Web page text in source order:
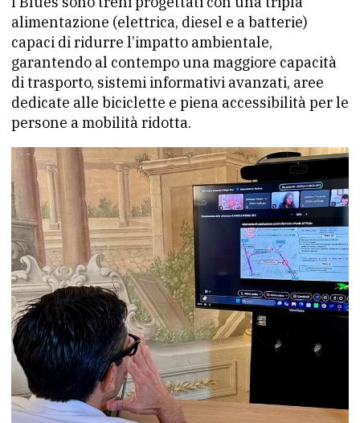
alimentazione (elettrica, diesel e a batterie)
capaci di ridurre l’impatto ambientale,
garantendo al contempo una maggiore capacità
di trasporto, sistemi informativi avanzati, aree
dedicate alle biciclette e piena accessibilità per le
persone a mobilità ridotta.